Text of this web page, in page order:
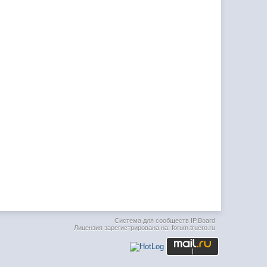
Система для сообществ IP.Board
Лицензия зарегистрирована на: forum.truero.ru